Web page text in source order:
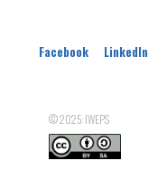
PCDR
Facebook LinkedIn
© 2025: IWEPS